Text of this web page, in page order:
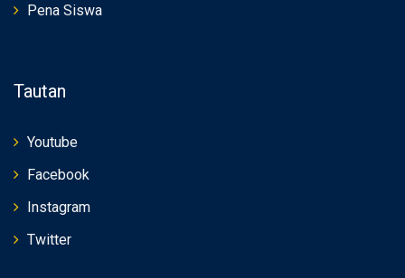
Pena Siswa
Tautan
Youtube
Facebook
Instagram
Twitter